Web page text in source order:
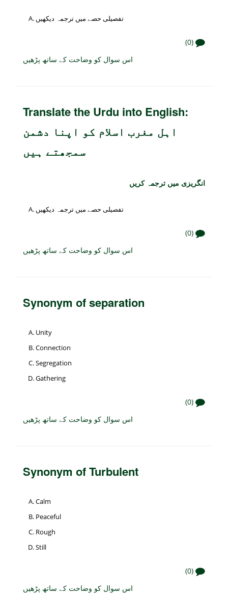
تفصیلی حصے میں ترجمہ دیکھیں
(0)
اس سوال کو وضاحت کے ساتھ پڑھیں
Translate the Urdu into English:
اہل مغرب اسلام کو اپنا دشمن
سمجھتے ہیں
انگریزی میں ترجمہ کریں
تفصیلی حصے میں ترجمہ دیکھیں
(0)
اس سوال کو وضاحت کے ساتھ پڑھیں
Synonym of separation
Unity
Connection
Segregation
Gathering
(0)
اس سوال کو وضاحت کے ساتھ پڑھیں
Synonym of Turbulent
Calm
Peaceful
Rough
Still
(0)
اس سوال کو وضاحت کے ساتھ پڑھیں